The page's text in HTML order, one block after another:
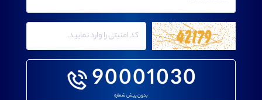
90001030
بدون پیش شماره